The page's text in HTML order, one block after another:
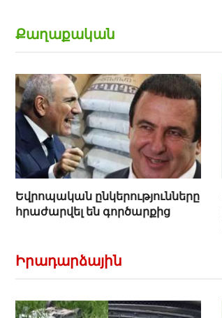
Քաղաքական
Եվրոպական ընկերությունները
հրաժարվել են գործարքից
Իրադարձային